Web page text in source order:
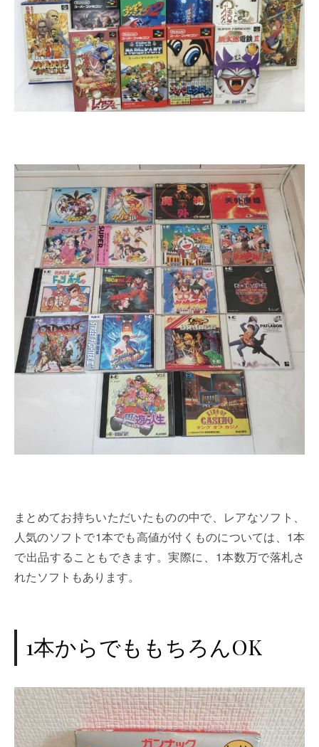
まとめてお持ちいただいたものの中で、レアなソフト、
人気のソフトで1本でも高値が付くものについては、1本
で出品することもできます。実際に、1本数万で落札さ
れたソフトもあります。
1本からでももちろんOK